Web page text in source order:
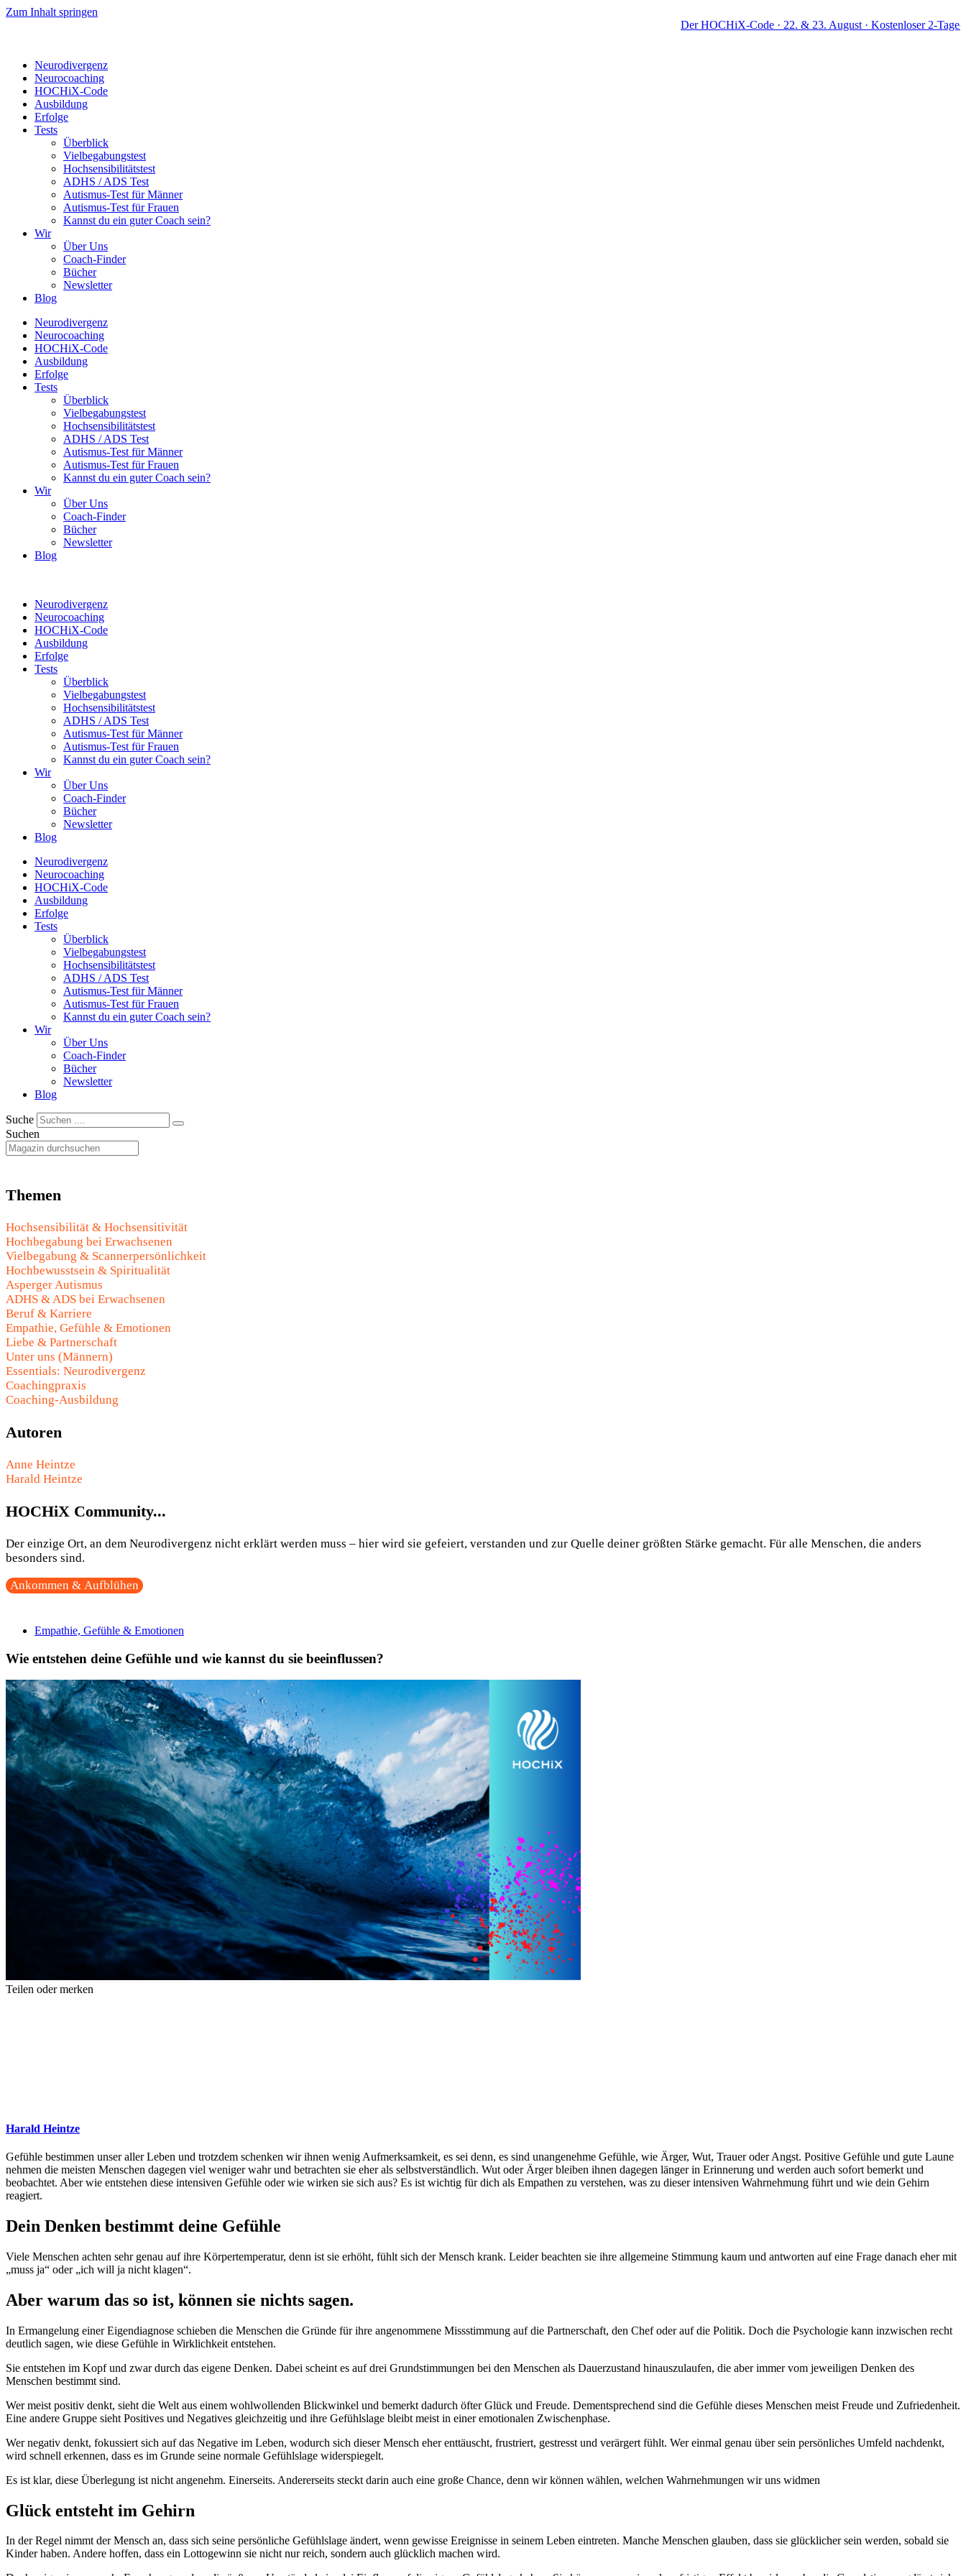
Zum Inhalt springen
Der HOCHiX-Code · 22. & 23. August · Kostenloser 2-Tage-Workshop
Neurodivergenz
Neurocoaching
HOCHiX-Code
Ausbildung
Erfolge
Tests
Überblick
Vielbegabungstest
Hochsensibilitätstest
ADHS / ADS Test
Autismus-Test für Männer
Autismus-Test für Frauen
Kannst du ein guter Coach sein?
Wir
Über Uns
Coach-Finder
Bücher
Newsletter
Blog
Neurodivergenz
Neurocoaching
HOCHiX-Code
Ausbildung
Erfolge
Tests
Überblick
Vielbegabungstest
Hochsensibilitätstest
ADHS / ADS Test
Autismus-Test für Männer
Autismus-Test für Frauen
Kannst du ein guter Coach sein?
Wir
Über Uns
Coach-Finder
Bücher
Newsletter
Blog
Neurodivergenz
Neurocoaching
HOCHiX-Code
Ausbildung
Erfolge
Tests
Überblick
Vielbegabungstest
Hochsensibilitätstest
ADHS / ADS Test
Autismus-Test für Männer
Autismus-Test für Frauen
Kannst du ein guter Coach sein?
Wir
Über Uns
Coach-Finder
Bücher
Newsletter
Blog
Neurodivergenz
Neurocoaching
HOCHiX-Code
Ausbildung
Erfolge
Tests
Überblick
Vielbegabungstest
Hochsensibilitätstest
ADHS / ADS Test
Autismus-Test für Männer
Autismus-Test für Frauen
Kannst du ein guter Coach sein?
Wir
Über Uns
Coach-Finder
Bücher
Newsletter
Blog
Suche
Suchen
Themen
Hochsensibilität & Hochsensitivität
Hochbegabung bei Erwachsenen
Vielbegabung & Scannerpersönlichkeit
Hochbewusstsein & Spiritualität
Asperger Autismus
ADHS & ADS bei Erwachsenen
Beruf & Karriere
Empathie, Gefühle & Emotionen
Liebe & Partnerschaft
Unter uns (Männern)
Essentials: Neurodivergenz
Coachingpraxis
Coaching-Ausbildung
Autoren
Anne Heintze
Harald Heintze
HOCHiX Community...
Der einzige Ort, an dem Neurodivergenz nicht erklärt werden muss – hier wird sie gefeiert, verstanden und zur Quelle deiner größten Stärke gemacht. Für alle Menschen, die anders
besonders sind.
Ankommen & Aufblühen
Empathie, Gefühle & Emotionen
Wie entstehen deine Gefühle und wie kannst du sie beeinflussen?
Teilen oder merken
Harald Heintze
Gefühle bestimmen unser aller Leben und trotzdem schenken wir ihnen wenig Aufmerksamkeit, es sei denn, es sind unangenehme Gefühle, wie Ärger, Wut, Trauer oder Angst. Positive Gefühle und gute Laune
nehmen die meisten Menschen dagegen viel weniger wahr und betrachten sie eher als selbstverständlich. Wut oder Ärger bleiben ihnen dagegen länger in Erinnerung und werden auch sofort bemerkt und
beobachtet. Aber wie entstehen diese intensiven Gefühle oder wie wirken sie sich aus? Es ist wichtig für dich als Empathen zu verstehen, was zu dieser intensiven Wahrnehmung führt und wie dein Gehirn
reagiert.
Dein Denken bestimmt deine Gefühle
Viele Menschen achten sehr genau auf ihre Körpertemperatur, denn ist sie erhöht, fühlt sich der Mensch krank. Leider beachten sie ihre allgemeine Stimmung kaum und antworten auf eine Frage danach eher mit
„muss ja“ oder „ich will ja nicht klagen“.
Aber warum das so ist, können sie nichts sagen.
In Ermangelung einer Eigendiagnose schieben die Menschen die Gründe für ihre angenommene Missstimmung auf die Partnerschaft, den Chef oder auf die Politik. Doch die Psychologie kann inzwischen recht
deutlich sagen, wie diese Gefühle in Wirklichkeit entstehen.
Sie entstehen im Kopf und zwar durch das eigene Denken. Dabei scheint es auf drei Grundstimmungen bei den Menschen als Dauerzustand hinauszulaufen, die aber immer vom jeweiligen Denken des
Menschen bestimmt sind.
Wer meist positiv denkt, sieht die Welt aus einem wohlwollenden Blickwinkel und bemerkt dadurch öfter Glück und Freude. Dementsprechend sind die Gefühle dieses Menschen meist Freude und Zufriedenheit.
Eine andere Gruppe sieht Positives und Negatives gleichzeitig und ihre Gefühlslage bleibt meist in einer emotionalen Zwischenphase.
Wer negativ denkt, fokussiert sich auf das Negative im Leben, wodurch sich dieser Mensch eher enttäuscht, frustriert, gestresst und verärgert fühlt. Wer einmal genau über sein persönliches Umfeld nachdenkt,
wird schnell erkennen, dass es im Grunde seine normale Gefühlslage widerspiegelt.
Es ist klar, diese Überlegung ist nicht angenehm. Einerseits. Andererseits steckt darin auch eine große Chance, denn wir können wählen, welchen Wahrnehmungen wir uns widmen
Glück entsteht im Gehirn
In der Regel nimmt der Mensch an, dass sich seine persönliche Gefühlslage ändert, wenn gewisse Ereignisse in seinem Leben eintreten. Manche Menschen glauben, dass sie glücklicher sein werden, sobald sie
Kinder haben. Andere hoffen, dass ein Lottogewinn sie nicht nur reich, sondern auch glücklich machen wird.